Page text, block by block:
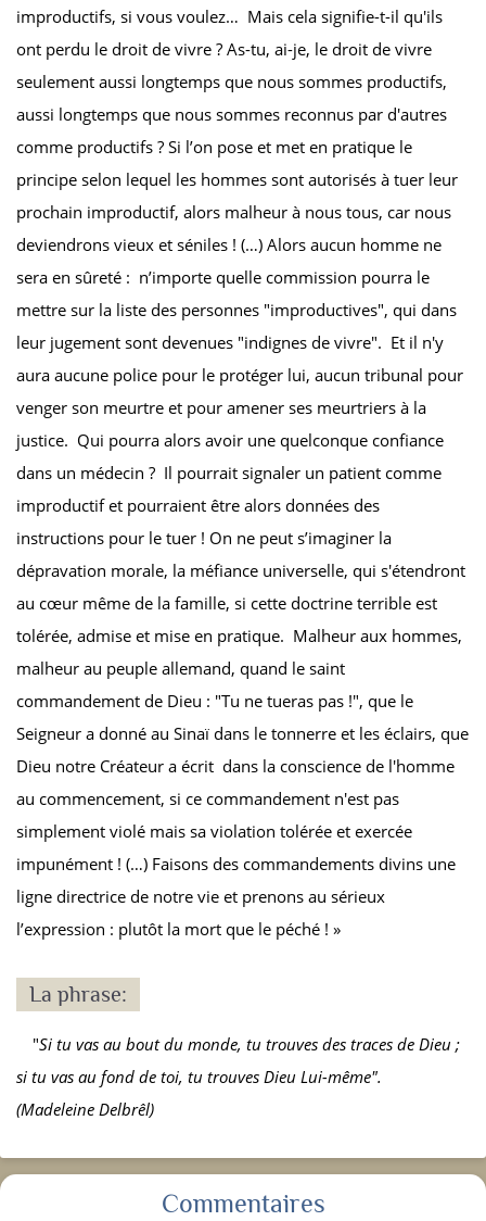
improductifs, si vous voulez… Mais cela signifie-t-il qu'ils
ont perdu le droit de vivre ? As-tu, ai-je, le droit de vivre
seulement aussi longtemps que nous sommes productifs,
aussi longtemps que nous sommes reconnus par d'autres
comme productifs ? Si l’on pose et met en pratique le
principe selon lequel les hommes sont autorisés à tuer leur
prochain improductif, alors malheur à nous tous, car nous
deviendrons vieux et séniles ! (…) Alors aucun homme ne
sera en sûreté : n’importe quelle commission pourra le
mettre sur la liste des personnes "improductives", qui dans
leur jugement sont devenues "indignes de vivre". Et il n'y
aura aucune police pour le protéger lui, aucun tribunal pour
venger son meurtre et pour amener ses meurtriers à la
justice. Qui pourra alors avoir une quelconque confiance
dans un médecin ? Il pourrait signaler un patient comme
improductif et pourraient être alors données des
instructions pour le tuer ! On ne peut s’imaginer la
dépravation morale, la méfiance universelle, qui s'étendront
au cœur même de la famille, si cette doctrine terrible est
tolérée, admise et mise en pratique. Malheur aux hommes,
malheur au peuple allemand, quand le saint
commandement de Dieu : "Tu ne tueras pas !", que le
Seigneur a donné au Sinaï dans le tonnerre et les éclairs, que
Dieu notre Créateur a écrit dans la conscience de l'homme
au commencement, si ce commandement n'est pas
simplement violé mais sa violation tolérée et exercée
impunément ! (…) Faisons des commandements divins une
ligne directrice de notre vie et prenons au sérieux
l’expression : plutôt la mort que le péché ! »
La phrase:
"Si tu vas au bout du monde, tu trouves des traces de Dieu ;
si tu vas au fond de toi, tu trouves Dieu Lui-même".
(Madeleine Delbrêl)
Commentaires